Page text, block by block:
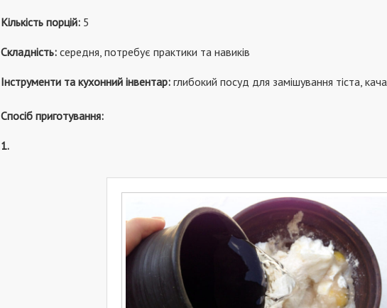
Кількість порцій:5
Складність:середня, потребує практики та навиків
Інструменти та кухонний інвентар: глибокий посуд для замішування тіста,
Спосіб приготування:
1.